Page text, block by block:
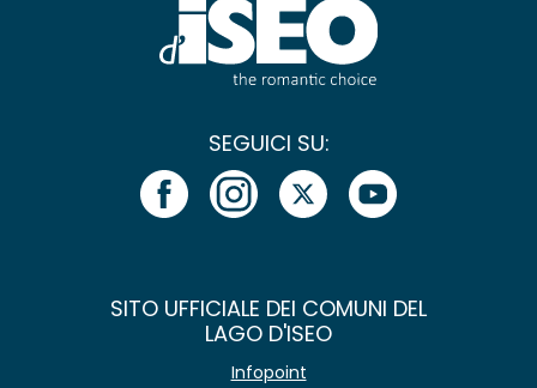
SEGUICI SU:
SITO UFFICIALE DEI COMUNI DEL
LAGO D'ISEO
Infopoint